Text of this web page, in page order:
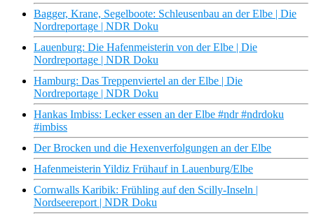
Bagger, Krane, Segelboote: Schleusenbau an der Elbe | Die
Nordreportage | NDR Doku
Lauenburg: Die Hafenmeisterin von der Elbe | Die
Nordreportage | NDR Doku
Hamburg: Das Treppenviertel an der Elbe | Die
Nordreportage | NDR Doku
Hankas Imbiss: Lecker essen an der Elbe #ndr #ndrdoku
#imbiss
Der Brocken und die Hexenverfolgungen an der Elbe
Hafenmeisterin Yildiz Frühauf in Lauenburg/Elbe
Cornwalls Karibik: Frühling auf den Scilly-Inseln |
Nordseereport | NDR Doku